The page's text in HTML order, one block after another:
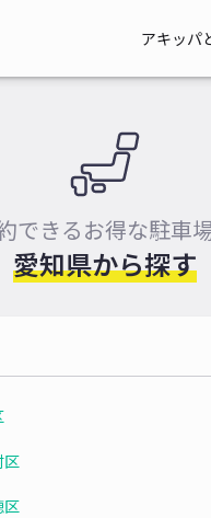
アキッパ
できるお得な駐車
愛知県から探す
区
区